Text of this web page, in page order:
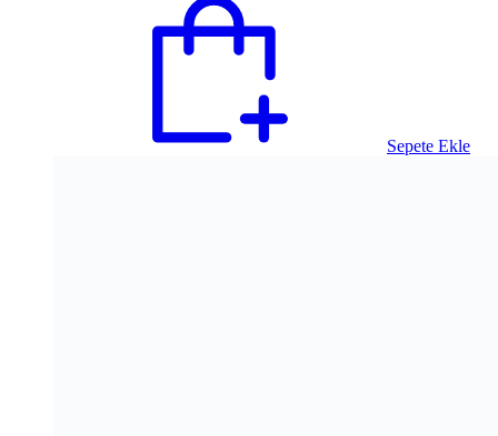
Sepete Ekle